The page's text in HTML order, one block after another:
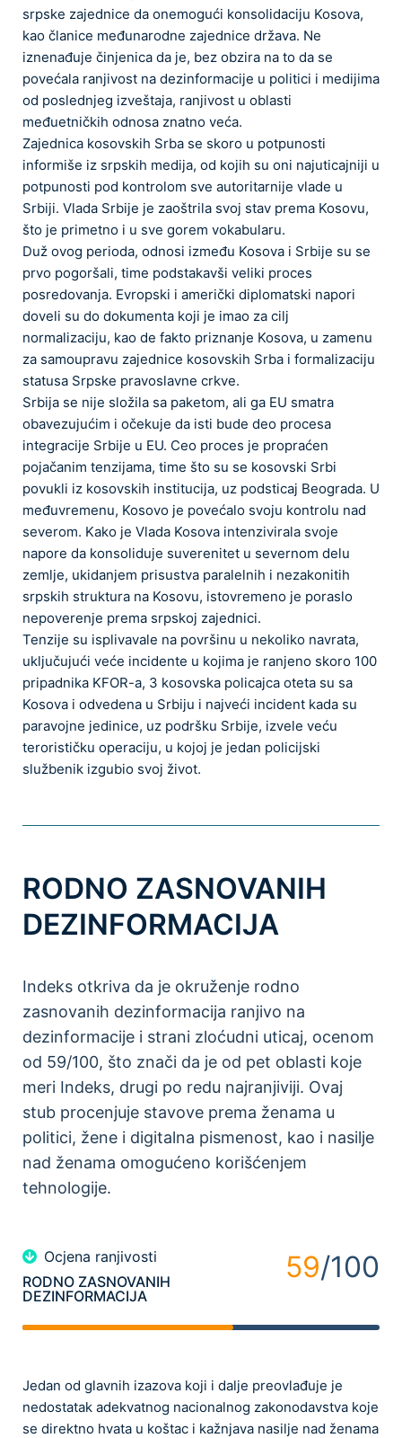
srpske zajednice da onemogući konsolidaciju Kosova,
kao članice međunarodne zajednice država. Ne
iznenađuje činjenica da je, bez obzira na to da se
povećala ranjivost na dezinformacije u politici i medijima
od poslednjeg izveštaja, ranjivost u oblasti
međuetničkih odnosa znatno veća.
Zajednica kosovskih Srba se skoro u potpunosti
informiše iz srpskih medija, od kojih su oni najuticajniji u
potpunosti pod kontrolom sve autoritarnije vlade u
Srbiji. Vlada Srbije je zaoštrila svoj stav prema Kosovu,
što je primetno i u sve gorem vokabularu.
Duž ovog perioda, odnosi između Kosova i Srbije su se
prvo pogoršali, time podstakavši veliki proces
posredovanja. Evropski i američki diplomatski napori
doveli su do dokumenta koji je imao za cilj
normalizaciju, kao de fakto priznanje Kosova, u zamenu
za samoupravu zajednice kosovskih Srba i formalizaciju
statusa Srpske pravoslavne crkve.
Srbija se nije složila sa paketom, ali ga EU smatra
obavezujućim i očekuje da isti bude deo procesa
integracije Srbije u EU. Ceo proces je propraćen
pojačanim tenzijama, time što su se kosovski Srbi
povukli iz kosovskih institucija, uz podsticaj Beograda. U
međuvremenu, Kosovo je povećalo svoju kontrolu nad
severom. Kako je Vlada Kosova intenzivirala svoje
napore da konsoliduje suverenitet u severnom delu
zemlje, ukidanjem prisustva paralelnih i nezakonitih
srpskih struktura na Kosovu, istovremeno je poraslo
nepoverenje prema srpskoj zajednici.
Tenzije su isplivavale na površinu u nekoliko navrata,
uključujući veće incidente u kojima je ranjeno skoro 100
pripadnika KFOR-a, 3 kosovska policajca oteta su sa
Kosova i odvedena u Srbiju i najveći incident kada su
paravojne jedinice, uz podršku Srbije, izvele veću
terorističku operaciju, u kojoj je jedan policijski
službenik izgubio svoj život.
RODNO ZASNOVANIH
DEZINFORMACIJA
Indeks otkriva da je okruženje rodno
zasnovanih dezinformacija ranjivo na
dezinformacije i strani zloćudni uticaj, ocenom
od 59/100, što znači da je od pet oblasti koje
meri Indeks, drugi po redu najranjiviji. Ovaj
stub procenjuje stavove prema ženama u
politici, žene i digitalna pismenost, kao i nasilje
nad ženama omogućeno korišćenjem
tehnologije.
Ocjena ranjivosti
RODNO ZASNOVANIH
DEZINFORMACIJA
59/100
Jedan od glavnih izazova koji i dalje preovlađuje je
nedostatak adekvatnog nacionalnog zakonodavstva koje
se direktno hvata u koštac i kažnjava nasilje nad ženama